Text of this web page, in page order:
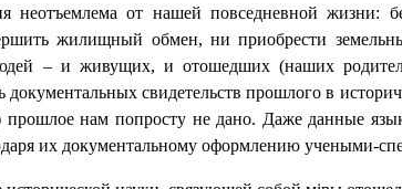
неотъемлема от нашей повседневной жизни:
жилищный обмен, ни приобрести
– и живущих, и отошедших (наших
свидетельств прошлого в
нам попросту не дано. Даже данные
их документальному оформлению учеными-